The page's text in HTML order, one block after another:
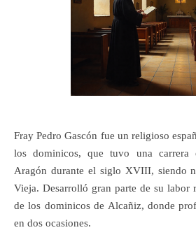
Fray Pedro Gascón fue un religioso
los dominicos, que tuvo una carrera
Aragón durante el siglo XVIII, siendo
Vieja. Desarrolló gran parte de su labor
de los dominicos de Alcañiz, donde
en dos ocasiones.